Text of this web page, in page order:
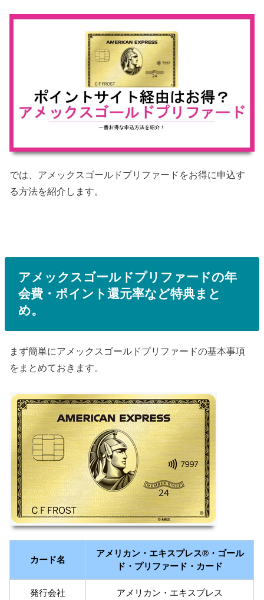
では、アメックスゴールドプリファードをお得に申込す
る方法を紹介します。
アメックスゴールドプリファードの年
会費・ポイント還元率など特典まと
め。
まず簡単にアメックスゴールドプリファードの基本事項
をまとめておきます。
カード名
アメリカン・エキスプレス®・ゴール
ド・プリファード・カード
発行会社 アメリカン・エキスプレス